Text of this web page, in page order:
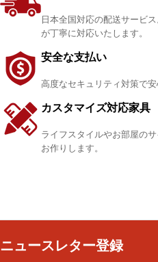
日本全国対応の配送サービ
が丁寧に対応いたします。
安全な支払い
高度なセキュリティ対策で
カスタマイズ対応家具
ライフスタイルやお部屋の
お作りします。
ニュースレター登録